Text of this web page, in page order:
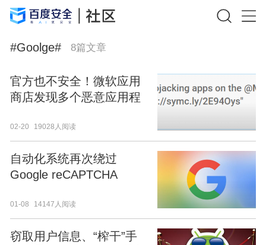
#Goolge# 8篇文章
官方也不安全！微软应用
商店发现多个恶意应用程
02-20 19028人阅读
自动化系统再次绕过
Google reCAPTCHA
01-08 14147人阅读
窃取用户信息、“榨干”手